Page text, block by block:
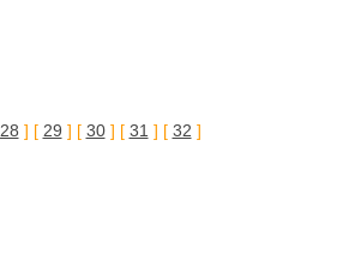
28 ] [ 29 ] [ 30] [ 31 ] [ 32 ]